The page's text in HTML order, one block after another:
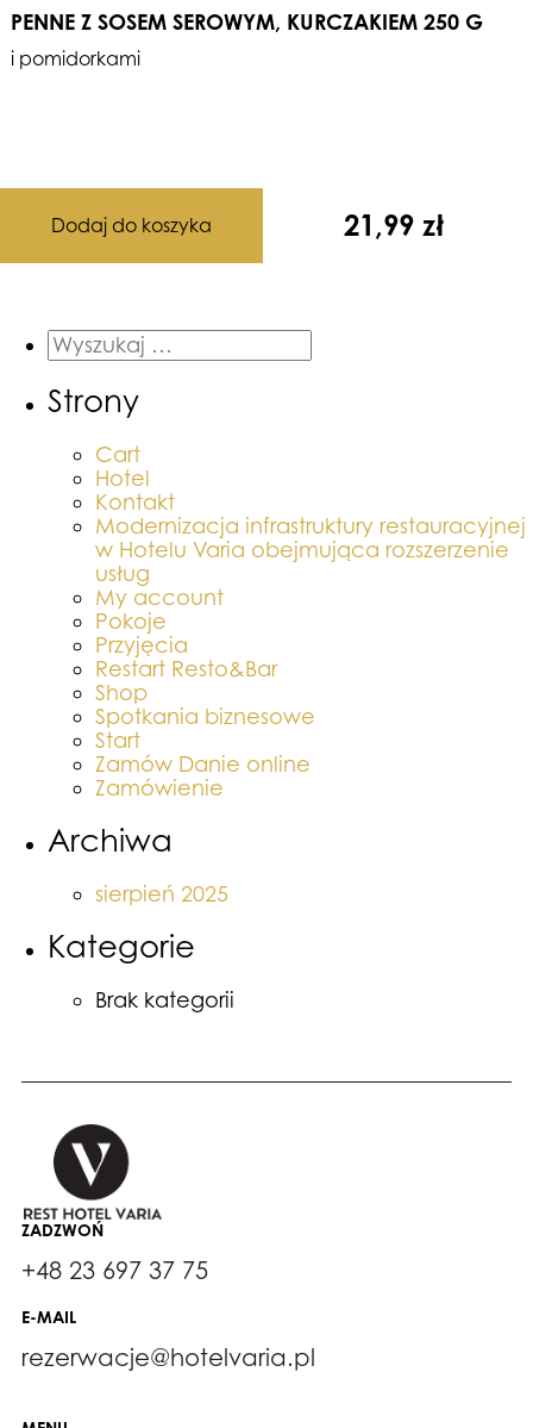
PENNE Z SOSEM SEROWYM, KURCZAKIEM 250 G
i pomidorkami
21,99 zł
Dodaj do koszyka
Strony
Cart
Hotel
Kontakt
Modernizacja infrastruktury restauracyjnej
w Hotelu Varia obejmująca rozszerzenie
usług
My account
Pokoje
Przyjęcia
Restart Resto&Bar
Shop
Spotkania biznesowe
Start
Zamów Danie online
Zamówienie
Archiwa
sierpień 2025
Kategorie
Brak kategorii
ZADZWOŃ
+48 23 697 37 75
E-MAIL
rezerwacje@hotelvaria.pl